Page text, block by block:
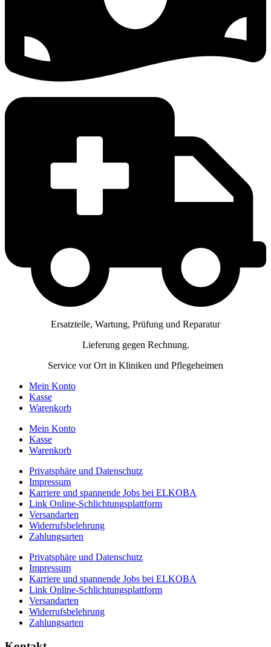
Ersatzteile, Wartung, Prüfung und Reparatur
Lieferung gegen Rechnung.
Service vor Ort in Kliniken und Pflegeheimen
Mein Konto
Kasse
Warenkorb
Mein Konto
Kasse
Warenkorb
Privatsphäre und Datenschutz
Impressum
Karriere und spannende Jobs bei ELKOBA
Link Online-Schlichtungsplattform
Versandarten
Widerrufsbelehrung
Zahlungsarten
Privatsphäre und Datenschutz
Impressum
Karriere und spannende Jobs bei ELKOBA
Link Online-Schlichtungsplattform
Versandarten
Widerrufsbelehrung
Zahlungsarten